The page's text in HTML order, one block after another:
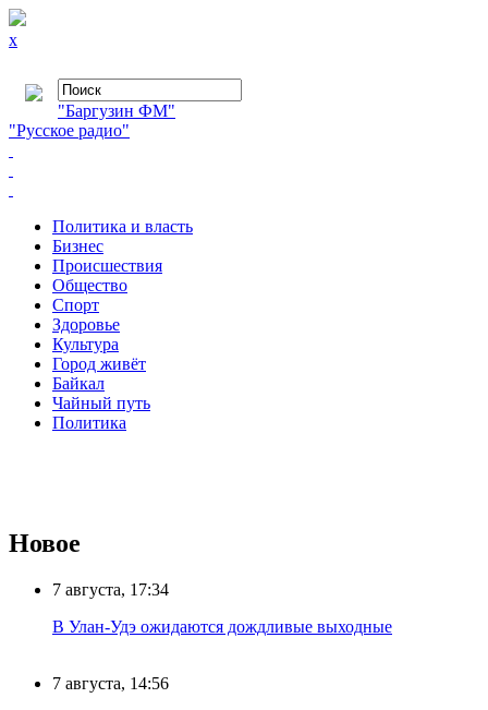
x
"Баргузин ФМ"
"Русское радио"
Политика и власть
Бизнес
Происшествия
Общество
Cпорт
Здоровье
Культура
Город живёт
Байкал
Чайный путь
Политика
Новое
7 августа, 17:34
В Улан-Удэ ожидаются дождливые выходные
7 августа, 14:56